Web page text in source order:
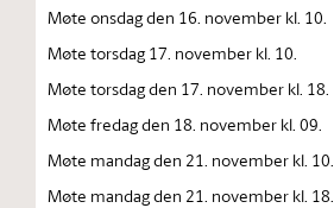
Møte onsdag den 16. november kl. 10.
Møte torsdag 17. november kl. 10.
Møte torsdag den 17. november kl. 18.
Møte fredag den 18. november kl. 09.
Møte mandag den 21. november kl. 10.
Møte mandag den 21. november kl. 18.